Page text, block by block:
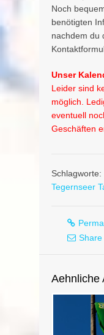
Noch
benötigten
nachdem du
Unser
Leider sind
möglich.
eventuell
Geschäften
Schlagworte:
Tegernseer
Share
Aehnliche